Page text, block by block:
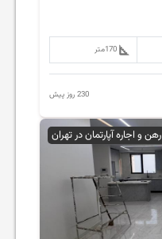
170متر
230 روز پیش
رهن و اجاره آپارتمان در تهران